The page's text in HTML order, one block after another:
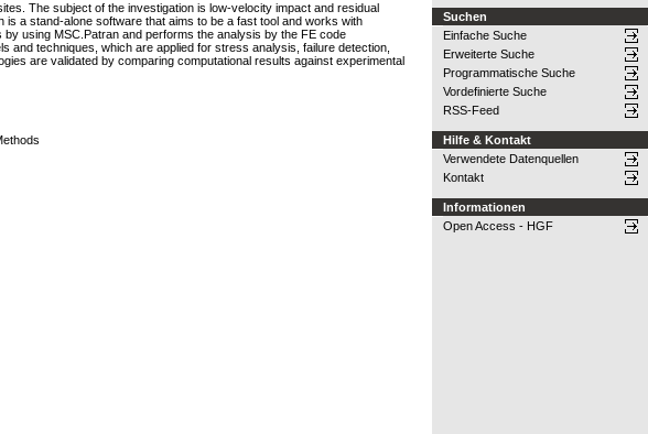
The subject of the investigation is low-velocity impact and residual
a stand-alone software that aims to be a fast tool and works with
using MSC.Patran and performs the analysis by the FE code
and techniques, which are applied for stress analysis, failure detection,
are validated by comparing computational results against experimental
Suchen
Einfache Suche
Erweiterte Suche
Programmatische Suche
Vordefinierte Suche
RSS-Feed
Hilfe & Kontakt
Verwendete Datenquellen
Kontakt
Informationen
Open Access - HGF